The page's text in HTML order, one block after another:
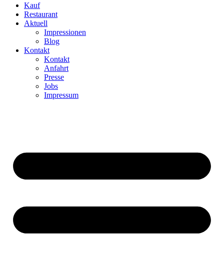
Kauf
Restaurant
Aktuell
Impressionen
Blog
Kontakt
Kontakt
Anfahrt
Presse
Jobs
Impressum